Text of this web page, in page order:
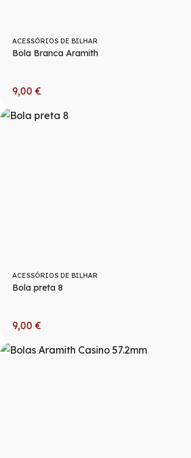
ACESSÓRIOS DE BILHAR
Bola Branca Aramith
9,00 €
ACESSÓRIOS DE BILHAR
Bola preta 8
9,00 €